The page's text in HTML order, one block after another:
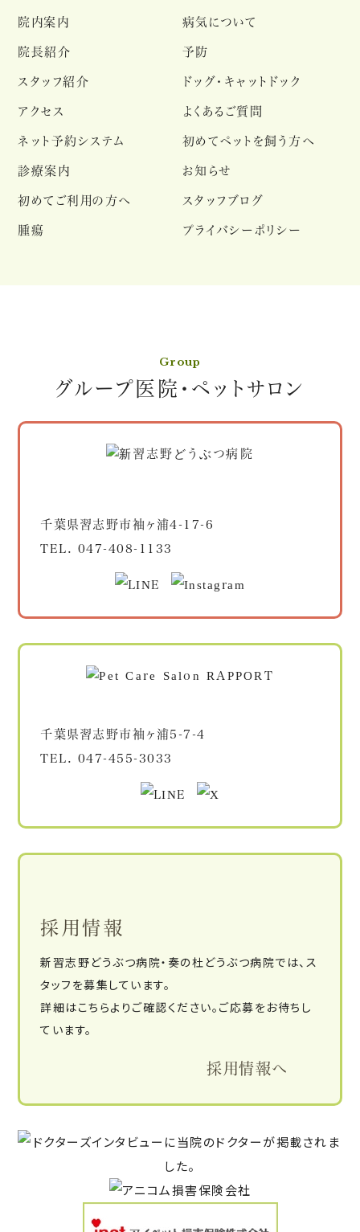
院内案内
院長紹介
スタッフ紹介
アクセス
ネット予約システム
診療案内
初めてご利用の方へ
腫瘍
病気について
予防
ドッグ・キャットドック
よくあるご質問
初めてペットを飼う方へ
お知らせ
スタッフブログ
プライバシーポリシー
Group
グループ医院・ペットサロン
千葉県習志野市袖ヶ浦4-17-6
TEL. 047-408-1133
千葉県習志野市袖ヶ浦5-7-4
TEL. 047-455-3033
採用情報
新習志野どうぶつ病院・奏の杜どうぶつ病院では、ス
タッフを募集しています。
詳細はこちらよりご確認ください。ご応募をお待ちし
ています。
採用情報へ